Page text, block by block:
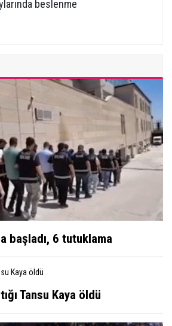
beslenme
(Bezelerine) Yaklaşım
Solmaz
Türkçe'nin Nesi Olur?
biri yapar!
cisim yaklaşıyor
başladı, 6 tutuklama
Tansu Kaya öldü